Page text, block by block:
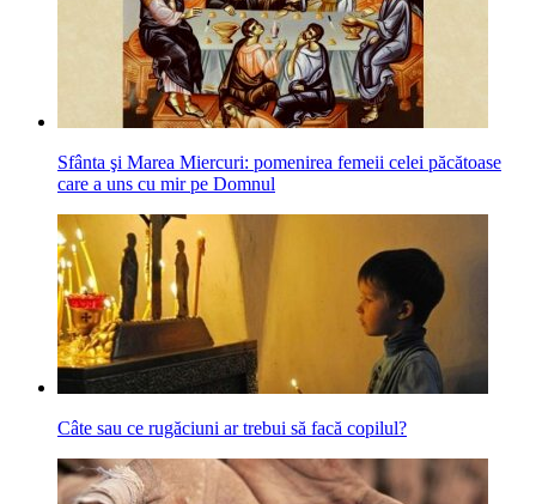
Sfânta şi Marea Miercuri: pomenirea femeii celei păcătoase
care a uns cu mir pe Domnul
Câte sau ce rugăciuni ar trebui să facă copilul?